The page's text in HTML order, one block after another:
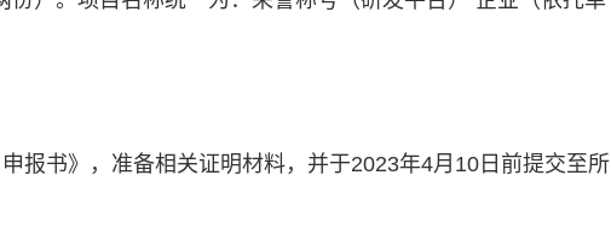
报书》，准备相关证明材料，并于2023年4月10日前提交至所